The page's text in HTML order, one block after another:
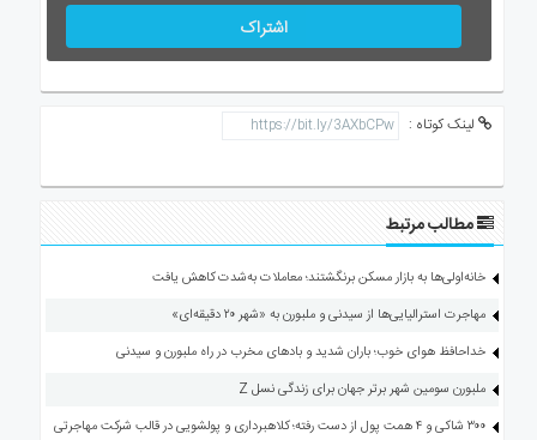
اشتراک
لینک کوتاه :
مطالب مرتبط
خانه‌اولی‌ها به بازار مسکن برنگشتند؛ معاملات به‌شدت کاهش یافت
مهاجرت استرالیایی‌ها از سیدنی و ملبورن به «شهر ۲۰ دقیقه‌ای»
خداحافظ هوای خوب؛ باران شدید و بادهای مخرب در راه ملبورن و سیدنی
ملبورن سومین شهر برتر جهان برای زندگی نسل Z
۳۰۰ شاکی و ۴ همت پول از دست رفته؛ کلاهبرداری و پولشویی در قالب شرکت مهاجرتی